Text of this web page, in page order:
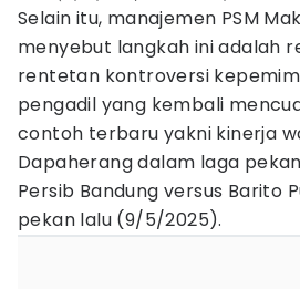
Selain itu, manajemen PSM
menyebut langkah ini adalah
rentetan kontroversi
pengadil yang kembali
contoh terbaru yakni kinerja
Dapaherang dalam laga
Persib Bandung versus Barito
pekan lalu (9/5/2025).